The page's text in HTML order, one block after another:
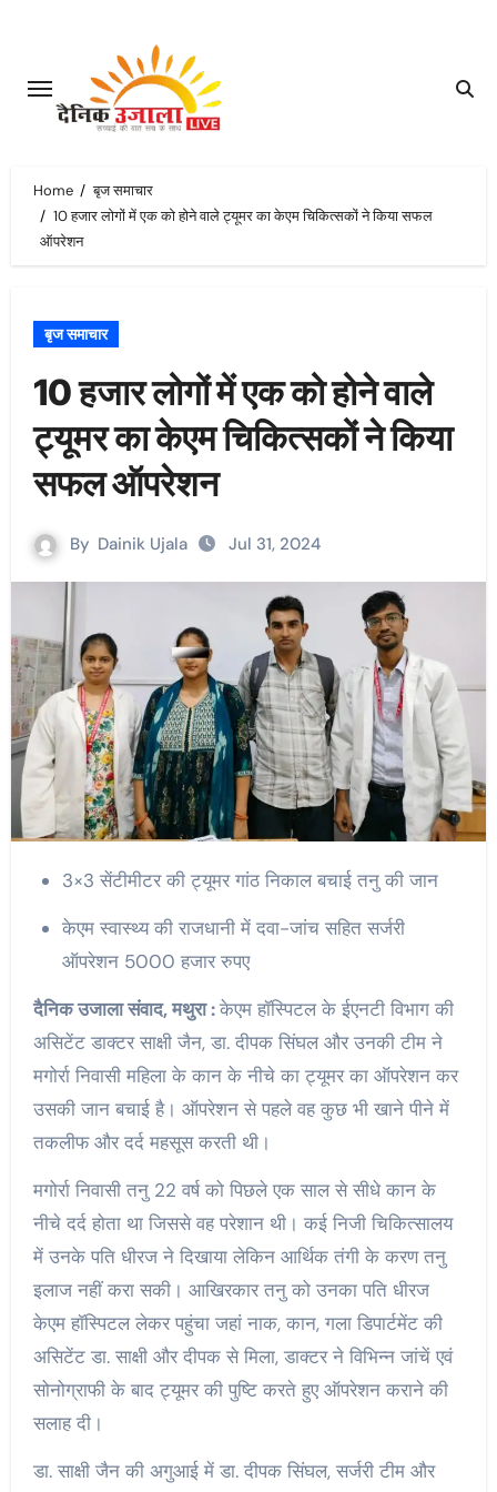
content
Home
बृज समाचार
10 हजार लोगों में एक को होने वाले ट्यूमर का केएम चिकित्सकों ने किया सफल
ऑपरेशन
बृज समाचार
10 हजार लोगों में एक को होने वाले
ट्यूमर का केएम चिकित्सकों ने किया
सफल ऑपरेशन
By Dainik Ujala Jul 31, 2024
3×3 सेंटीमीटर की ट्यूमर गांठ निकाल बचाई तनु की जान
केएम स्वास्थ्य की राजधानी में दवा-जांच सहित सर्जरी
ऑपरेशन 5000 हजार रुपए
दैनिक उजाला संवाद, मथुरा :केएम हॉस्पिटल के ईएनटी विभाग की
असिटेंट डाक्टर साक्षी जैन, डा. दीपक सिंघल और उनकी टीम ने
मगोर्रा निवासी महिला के कान के नीचे का ट्यूमर का ऑपरेशन कर
उसकी जान बचाई है। ऑपरेशन से पहले वह कुछ भी खाने पीने में
तकलीफ और दर्द महसूस करती थी।
मगोर्रा निवासी तनु 22 वर्ष को पिछले एक साल से सीधे कान के
नीचे दर्द होता था जिससे वह परेशान थी। कई निजी चिकित्सालय
में उनके पति धीरज ने दिखाया लेकिन आर्थिक तंगी के करण तनु
इलाज नहीं करा सकी। आखिरकार तनु को उनका पति धीरज
केएम हॉस्पिटल लेकर पहुंचा जहां नाक, कान, गला डिपार्टमेंट की
असिटेंट डा. साक्षी और दीपक से मिला, डाक्टर ने विभिन्न जांचें एवं
सोनोग्राफी के बाद ट्यूमर की पुष्टि करते हुए ऑपरेशन कराने की
सलाह दी।
डा. साक्षी जैन की अगुआई में डा. दीपक सिंघल, सर्जरी टीम और